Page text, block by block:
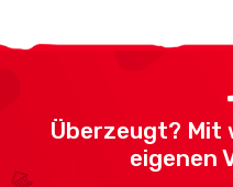
Überzeugt? Mit
eigenen